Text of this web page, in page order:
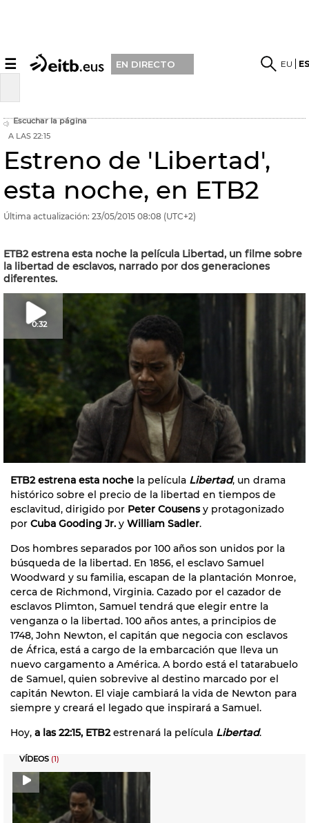
☰ EN DIRECTO EU
Escuchar la página
A LAS 22:15
Estreno de 'Libertad',
esta noche, en ETB2
Última actualización: 23/05/2015 08:08 (UTC+2)
ETB2 estrena esta noche la película Libertad, un filme sobre
la libertad de esclavos, narrado por dos generaciones
diferentes.
0:32
ETB2 estrena esta noche la película Libertad, un drama
histórico sobre el precio de la libertad en tiempos de
esclavitud, dirigido por Peter Cousensy protagonizado
por Cuba Gooding Jr. y William Sadler.
Dos hombres separados por 100 años son unidos por la
búsqueda de la libertad. En 1856, el esclavo Samuel
Woodward y su familia, escapan de la plantación Monroe,
cerca de Richmond, Virginia. Cazado por el cazador de
esclavos Plimton, Samuel tendrá que elegir entre la
venganza o la libertad. 100 años antes, a principios de
1748, John Newton, el capitán que negocia con esclavos
de África, está a cargo de la embarcación que lleva un
nuevo cargamento a América. A bordo está el tatarabuelo
de Samuel, quien sobrevive al destino marcado por el
capitán Newton. El viaje cambiará la vida de Newton para
siempre y creará el legado que inspirará a Samuel.
Hoy, a las 22:15, ETB2 estrenará la película Libertad.
VÍDEOS (1)